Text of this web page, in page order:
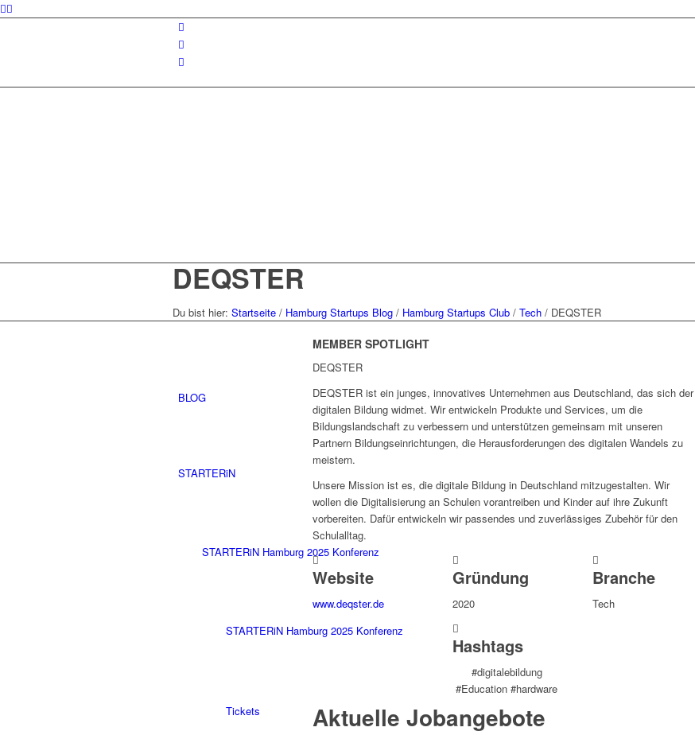
BLOG
STARTERiN
STARTERiN Hamburg 2025 Konferenz
STARTERiN Hamburg 2025 Konferenz
Tickets
DEQSTER
Du bist hier: Startseite / Hamburg Startups Blog / Hamburg Startups Club / Tech / DEQSTER
MEMBER SPOTLIGHT
DEQSTER
DEQSTER ist ein junges, innovatives Unternehmen aus Deutschland, das sich der
digitalen Bildung widmet. Wir entwickeln Produkte und Services, um die
Bildungslandschaft zu verbessern und unterstützen gemeinsam mit unseren
Partnern Bildungseinrichtungen, die Herausforderungen des digitalen Wandels zu
meistern.
Unsere Mission ist es, die digitale Bildung in Deutschland mitzugestalten. Wir
wollen die Digitalisierung an Schulen vorantreiben und Kinder auf ihre Zukunft
vorbereiten. Dafür entwickeln wir passendes und zuverlässiges Zubehör für den
Schulalltag.
Website
www.deqster.de
Gründung
2020
Hashtags
#digitalebildung
#Education #hardware
Branche
Tech
Aktuelle Jobangebote